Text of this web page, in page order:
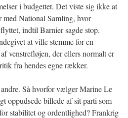
i budgettet. Det viste sig ikke at
National Samling, hvor
indtil Barnier sagde stop.
at ville stemme for en
venstrefløjen, der ellers normalt er
fra hendes egne rækker.
Så hvorfor vælger Marine Le
oppudsede billede af sit parti som
stabilitet og ordentlighed? Frankrig